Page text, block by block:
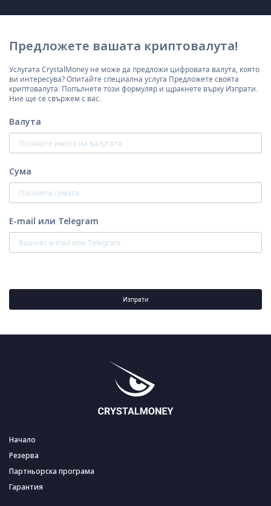
Предложете вашата криптовалута!
Услугата CrystalMoney не може да предложи цифровата валута, която
ви интересува? Опитайте специална услуга Предложете своята
криптовалута. Попълнете този формуляр и щракнете върху Изпрати.
Ние ще се свържем с вас.
Валута
Сума
E-mail или Telegram
Изпрати
Начало
Резерва
Партньорска програма
Гарантия